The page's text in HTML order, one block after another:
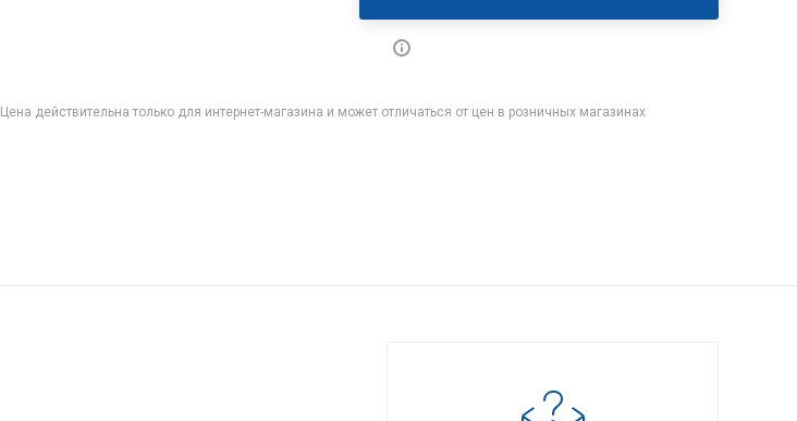
Цена действительна только для интернет-магазина и может отличаться от цен в розничных магазинах